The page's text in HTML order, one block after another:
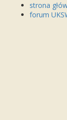
strona
forum